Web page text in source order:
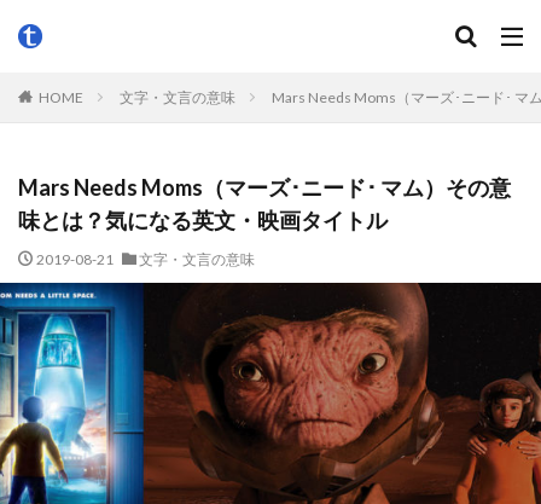
HOME 文字・文言の意味 Mars Needs Moms（マーズ･ニード･ マ
Mars Needs Moms（マーズ･ニード･ マム）その意
味とは？気になる英文・映画タイトル
2019-08-21 文字・文言の意味